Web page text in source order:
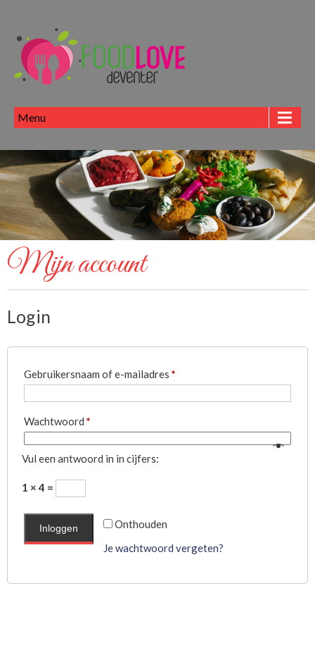
Menu
Mijn account
Login
Gebruikersnaam of e-mailadres *
Wachtwoord *
Vul een antwoord in in cijfers:
1 × 4 =
Onthouden
Inloggen
Je wachtwoord vergeten?